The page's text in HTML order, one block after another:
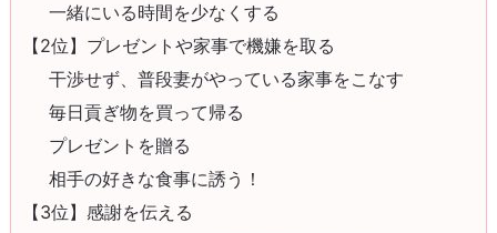
一緒にいる時間を少なくする
【2位】プレゼントや家事で機嫌を取る
干渉せず、普段妻がやっている家事をこなす
毎日貢ぎ物を買って帰る
プレゼントを贈る
相手の好きな食事に誘う！
【3位】感謝を伝える